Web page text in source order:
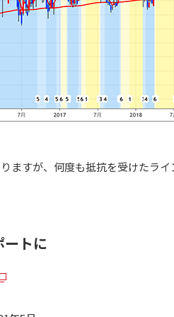
ますが、何度も抵抗を受けたラ
トに